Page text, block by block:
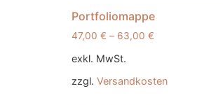
Portfoliomappe
47,00 € – 63,00 €
exkl. MwSt.
zzgl. Versandkosten